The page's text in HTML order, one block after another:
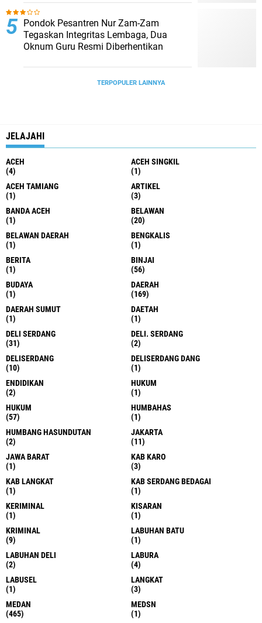
Pondok Pesantren Nur Zam-Zam
Tegaskan Integritas Lembaga, Dua
Oknum Guru Resmi Diberhentikan
TERPOPULER LAINNYA
JELAJAHI
ACEH
(4)
ACEH SINGKIL
(1)
ACEH TAMIANG
(1)
ARTIKEL
(3)
BANDA ACEH
(1)
BELAWAN
(20)
BELAWAN DAERAH
(1)
BENGKALIS
(1)
BERITA
(1)
BINJAI
(56)
BUDAYA
(1)
DAERAH
(169)
DAERAH SUMUT
(1)
DAETAH
(1)
DELI SERDANG
(31)
DELI. SERDANG
(2)
DELISERDANG
(10)
DELISERDANG DANG
(1)
ENDIDIKAN
(2)
HUKUM
(1)
HUKUM
(57)
HUMBAHAS
(1)
HUMBANG HASUNDUTAN
(2)
JAKARTA
(11)
JAWA BARAT
(1)
KAB KARO
(3)
KAB LANGKAT
(1)
KAB SERDANG BEDAGAI
(1)
KERIMINAL
(1)
KISARAN
(1)
KRIMINAL
(9)
LABUHAN BATU
(1)
LABUHAN DELI
(2)
LABURA
(4)
LABUSEL
(1)
LANGKAT
(3)
MEDAN
(465)
MEDSN
(1)